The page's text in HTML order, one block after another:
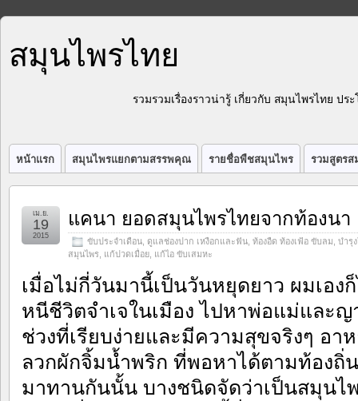
สมุนไพรไทย
รวมรวมเรื่องราวน่ารู้ เกี่ยวกับ สมุนไพรไทย ป
หน้าแรก สมุนไพรแยกตามสรรพคุณ รายชื่อพืชสมุนไพร รวมสูตรส
แคนา ยอดสมุนไพรไทยจากท้องนา
ขับประจำเดือน ดูแลช่องปาก เหงือกและฟัน ท้องอืด ท้องเฟ้อ ขับลม บำรุ
สมุนไพร แก้ปวดเมื่อย แก้ไอ ขับเสมหะ
เม.ย.
19
2015
เมื่อไม่กี่วันมานี้เป็นวันหยุดยาว ผมเอ
หนีชีวิตจำเจในเมือง ไปหาพ่อแม่และ
ช่วงที่เรียบง่ายและมีความสุขจริงๆ อา
ลวกผักจิ้มน้ำพริก ที่พอหาได้ตามท้อง
มาทานกันนั้น บางชนิดจัดว่าเป็นสมุนไ